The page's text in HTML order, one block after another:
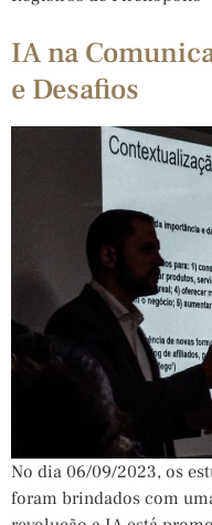
IA na
e Desafios
No dia 06/09/2023, os
foram brindados com